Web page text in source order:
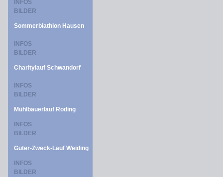
INFOS
BILDER
Sommerbiathlon Hausen
INFOS
BILDER
Charitylauf Schwandorf
INFOS
BILDER
Mühlbauerlauf Roding
INFOS
BILDER
Guter-Zweck-Lauf Weiding
INFOS
BILDER